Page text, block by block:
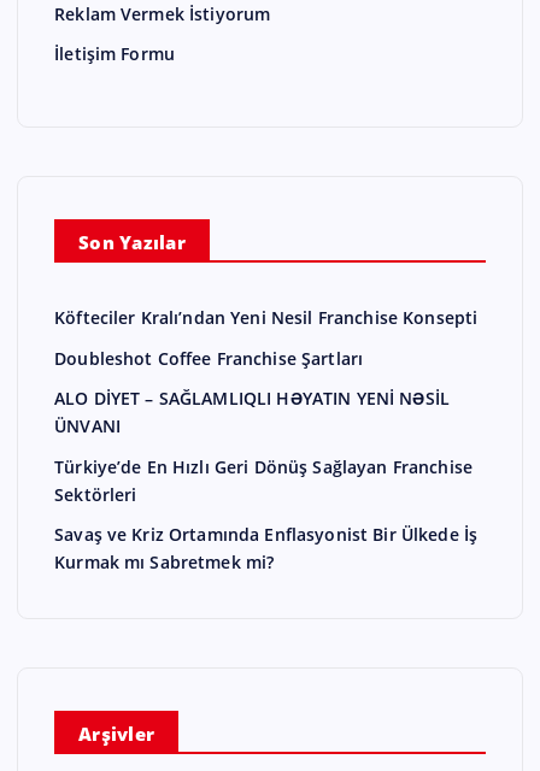
Reklam Vermek İstiyorum
İletişim Formu
Son Yazılar
Köfteciler Kralı’ndan Yeni Nesil Franchise Konsepti
Doubleshot Coffee Franchise Şartları
ALO DİYET – SAĞLAMLIQLI HƏYATIN YENİ NƏSİL
ÜNVANI
Türkiye’de En Hızlı Geri Dönüş Sağlayan Franchise
Sektörleri
Savaş ve Kriz Ortamında Enflasyonist Bir Ülkede İş
Kurmak mı Sabretmek mi?
Arşivler